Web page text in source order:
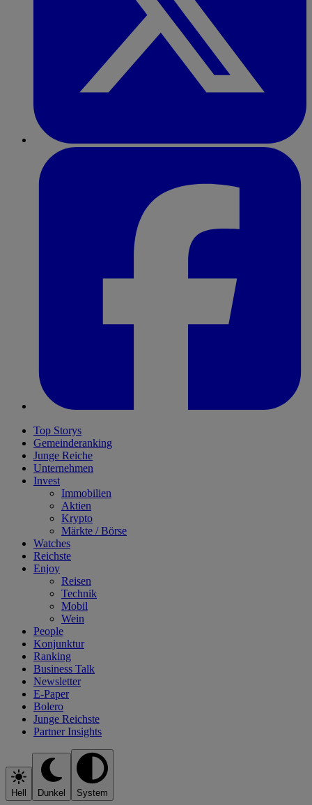
Top Storys
Gemeinderanking
Junge Reiche
Unternehmen
Invest
Immobilien
Aktien
Krypto
Märkte / Börse
Watches
Reichste
Enjoy
Reisen
Technik
Mobil
Wein
People
Konjunktur
Ranking
Business Talk
Newsletter
E-Paper
Bolero
Junge Reichste
Partner Insights
Hell Dunkel System